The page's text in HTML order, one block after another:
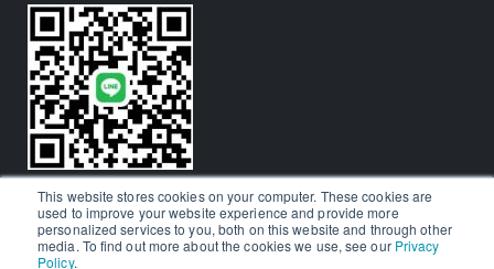
This website stores cookies on your computer. These cookies are
used to improve your website experience and provide more
personalized services to you, both on this website and through other
media. To find out more about the cookies we use, see our Privacy
Policy.
© Aralia Education Technology 2026. All rights reserved.